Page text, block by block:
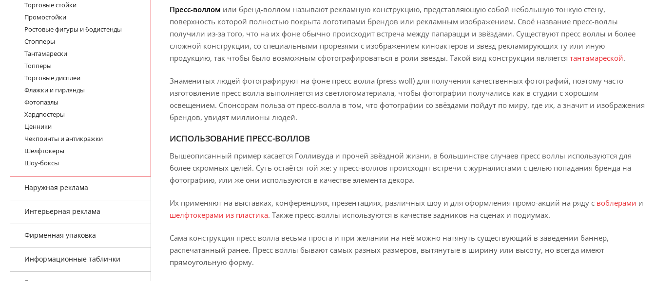
Торговые стойки
Промостойки
Ростовые фигуры и бодистенды
Стопперы
Тантамарески
Топперы
Торговые дисплеи
Флажки и гирлянды
Фотопазлы
Хардпостеры
Ценники
Чекпоинты и антикражки
Шелфтокеры
Шоу-боксы
Наружная реклама
Интерьерная реклама
Фирменная упаковка
Информационные таблички
Пресс-воллом или бренд-воллом называют рекламную конструкцию, представляющую собой небольшую тонкую стену,
поверхность которой полностью покрыта логотипами брендов или рекламным изображением. Своё название пресс-воллы
получили из-за того, что на их фоне обычно происходит встреча между папарацци и звёздами. Существуют пресс воллы и более
сложной конструкции, со специальными прорезями с изображением киноактеров и звезд рекламирующих ту или иную
продукцию, так чтобы было возможным сфотографироваться в роли звезды. Такой вид конструкции является тантамареской.
Знаменитых людей фотографируют на фоне пресс волла (press woll) для получения качественных фотографий, поэтому часто
изготовление пресс волла выполняется из светлогоматериала, чтобы фотографии получались как в студии с хорошим
освещением. Спонсорам польза от пресс-волла в том, что фотографии со звёздами пойдут по миру, где их, а значит и изображения
брендов, увидят миллионы людей.
ИСПОЛЬЗОВАНИЕ ПРЕСС-ВОЛЛОВ
Вышеописанный пример касается Голливуда и прочей звёздной жизни, в большинстве случаев пресс воллы используются для
более скромных целей. Суть остаётся той же: у пресс-воллов происходят встречи с журналистами с целью попадания бренда на
фотографию, или же они используются в качестве элемента декора.
Их применяют на выставках, конференциях, презентациях, различных шоу и для оформления промо-акций на ряду с воблерами и
шелфтокерами из пластика. Также пресс-воллы используются в качестве задников на сценах и подиумах.
Сама конструкция пресс волла весьма проста и при желании на неё можно натянуть существующий в заведении баннер,
распечатанный ранее. Пресс воллы бывают самых разных размеров, вытянутые в ширину или высоту, но всегда имеют
прямоугольную форму.